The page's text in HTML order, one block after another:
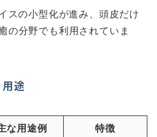
スの小型化が進み、頭皮だけ
の分野でも利用されていま
途
な用途例 特徴